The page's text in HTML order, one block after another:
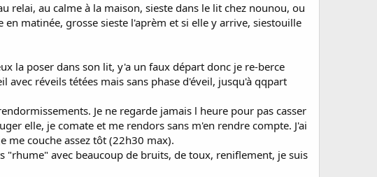
au calme à la maison, sieste dans le lit chez nounou, ou
matinée, grosse sieste l'aprèm et si elle y arrive, siestouille
la poser dans son lit, y'a un faux départ donc je re-berce
réveils tétées mais sans phase d'éveil, jusqu'à qqpart
Je ne regarde jamais l heure pour pas casser
elle, je comate et me rendors sans m'en rendre compte. J'ai
me couche assez tôt (22h30 max).
"rhume" avec beaucoup de bruits, de toux, reniflement, je suis